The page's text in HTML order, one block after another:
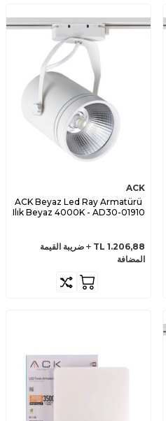
ACK
ACK Beyaz Led Ray Armatürü
Ilık Beyaz 4000K - AD30-01910
1.206,88
ضريبة القيمة
المضافة